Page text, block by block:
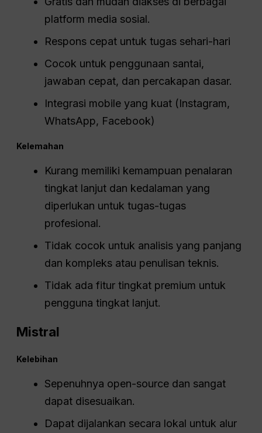
platform media sosial.
Respons cepat untuk tugas sehari-hari
Cocok untuk penggunaan santai,
jawaban cepat, dan percakapan dasar.
Integrasi mobile yang kuat (Instagram,
WhatsApp, Facebook)
Kelemahan
Kurang memiliki kemampuan penalaran
tingkat lanjut dan kedalaman yang
diperlukan untuk tugas-tugas
profesional.
Tidak cocok untuk analisis yang panjang
dan kompleks atau penulisan teknis.
Tidak ada fitur tingkat premium untuk
pengguna tingkat lanjut.
Mistral
Kelebihan
Sepenuhnya open-source dan sangat
dapat disesuaikan.
Dapat dijalankan secara lokal untuk alur